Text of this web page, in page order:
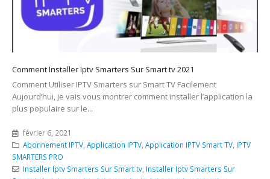
CHANNELS
Application IPTV Smart TV
Application IPTV Android
Boitier IPTV
ABONNMENT
Abonnment iptv 6 mois
Abonnment iptv 3 mois